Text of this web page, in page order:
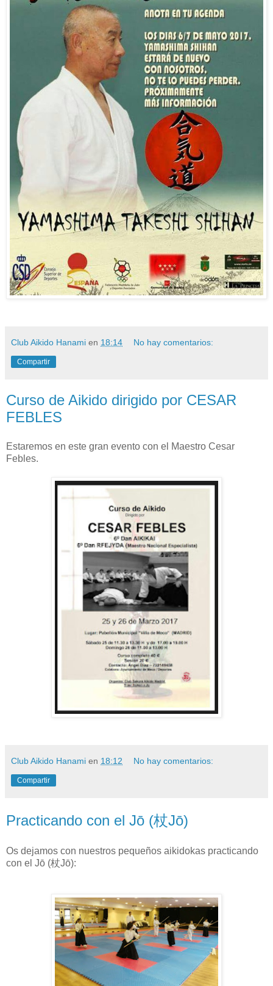
Club Aikido Hanami en 18:14 No hay comentarios:
Compartir
Curso de Aikido dirigido por CESAR
FEBLES
Estaremos en este gran evento con el Maestro Cesar
Febles.
Club Aikido Hanami en 18:12 No hay comentarios:
Compartir
Practicando con el Jō (杖Jō)
Os dejamos con nuestros pequeños aikidokas practicando
con el Jō (杖Jō):